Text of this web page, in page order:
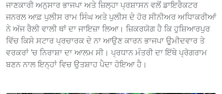
ਜਾਣਕਾਰੀ ਅਨੁਸਾਰ ਭਾਜਪਾ ਅਤੇ ਜ਼ਿਲ੍ਹਾ ਪ੍ਰਸ਼ਾਸਨ ਵਲੋਂ ਡਾਇਰੈਕਟਰ
ਜਨਰਲ ਆਫ਼ ਪੁਲੀਸ ਰਾਮ ਸਿੰਘ ਅਤੇ ਪੁਲੀਸ ਦੇ ਹੋਰ ਸੀਨੀਅਰ ਅਧਿਾਕਰੀਆਂ
ਨੇ ਅੱਜ ਰੈਲੀ ਵਾਲੀ ਥਾਂ ਦਾ ਜਾਇਜ਼ਾ ਲਿਆ। ਜ਼ਿਕਰਯੋਗ ਹੈ ਕਿ ਹੁਸ਼ਿਆਰਪੁਰ
ਵਿੱਚ ਕਿਸੇ ਸਟਾਰ ਪ੍ਰਚਾਰਕ ਦੇ ਨਾ ਆਉਣ ਕਾਰਨ ਭਾਜਪਾ ਉੁਮੀਦਵਾਰ ਤੇ
ਵਰਕਰਾਂ ’ਚ ਨਿਰਾਸ਼ਾ ਦਾ ਆਲਮ ਸੀ। ਪ੍ਰਧਾਨ ਮੰਤਰੀ ਦਾ ਇੱਥੇ ਪ੍ਰੋਗਰਾਮ
ਬਣਨ ਨਾਲ ਇਨ੍ਹਾਂ ਵਿਚ ਉਤਸ਼ਾਹ ਪੈਦਾ ਹੋਇਆ ਹੈ।